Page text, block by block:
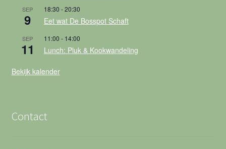
SEP
9
18:30 -20:30
Eet wat De Bosspot Schaft
SEP
11
11:00 - 14:00
Lunch: Pluk & Kookwandeling
Bekijk kalender
Contact